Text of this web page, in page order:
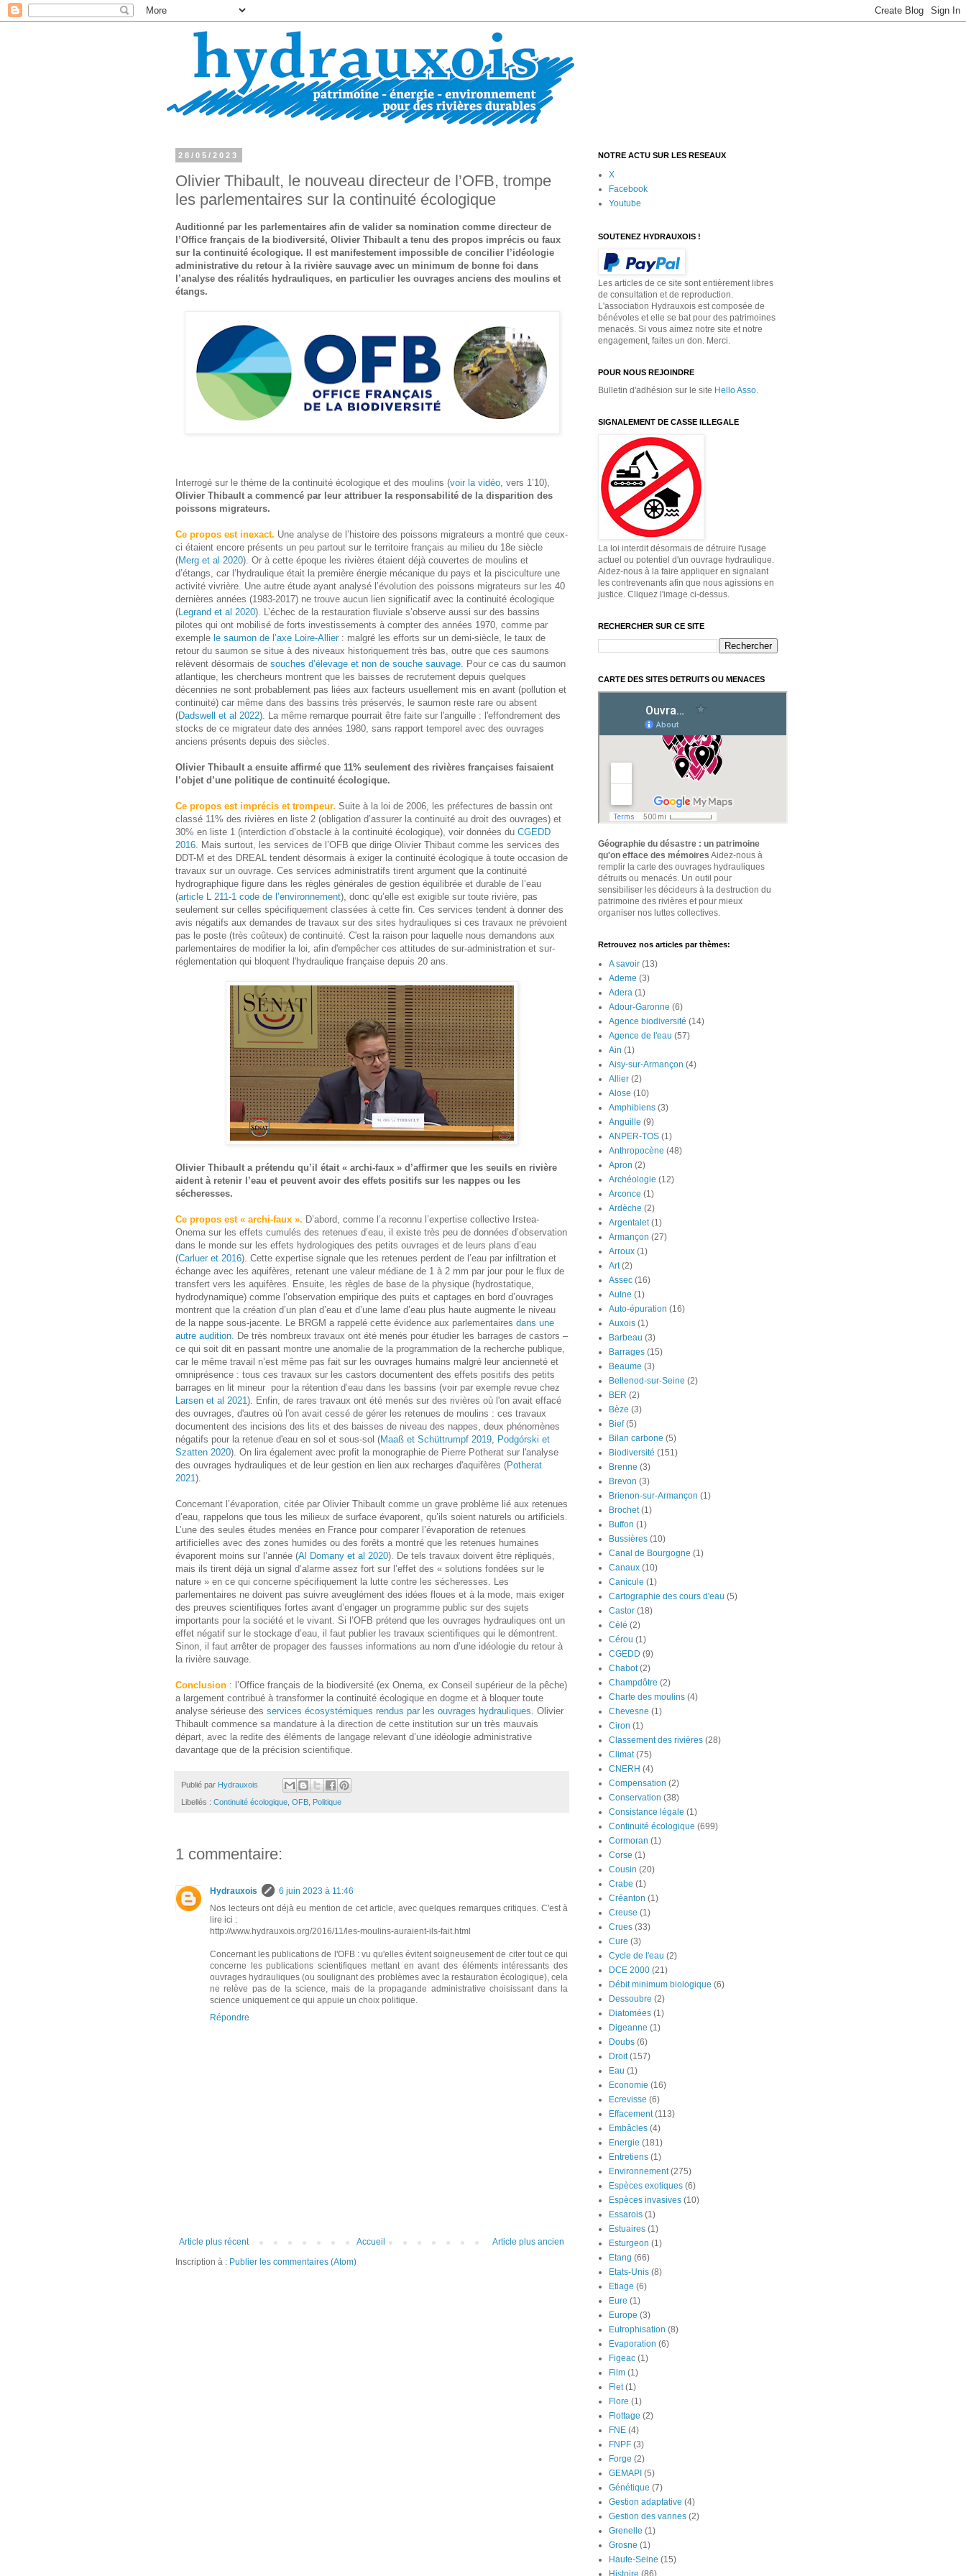
28/05/2023
Olivier Thibault, le nouveau directeur de l’OFB, trompe
les parlementaires sur la continuité écologique
Auditionné par les parlementaires afin de valider sa nomination comme directeur de
l’Office français de la biodiversité, Olivier Thibault a tenu des propos imprécis ou faux
sur la continuité écologique. Il est manifestement impossible de concilier l’idéologie
administrative du retour à la rivière sauvage avec un minimum de bonne foi dans
l’analyse des réalités hydrauliques, en particulier les ouvrages anciens des moulins et
étangs.
Interrogé sur le thème de la continuité écologique et des moulins (voir la vidéo , vers 1’10),
Olivier Thibault a commencé par leur attribuer la responsabilité de la disparition des
poissons migrateurs.
Ce propos est inexact. Une analyse de l’histoire des poissons migrateurs a montré que ceux-
ci étaient encore présents un peu partout sur le territoire français au milieu du 18e siècle
(Merg et al 2020). Or à cette époque les rivières étaient déjà couvertes de moulins et
d’étangs, car l’hydraulique était la première énergie mécanique du pays et la pisciculture une
activité vivrière. Une autre étude ayant analysé l’évolution des poissons migrateurs sur les 40
dernières années (1983-2017) ne trouve aucun lien significatif avec la continuité écologique
(Legrand et al 2020). L’échec de la restauration fluviale s’observe aussi sur des bassins
pilotes qui ont mobilisé de forts investissements à compter des années 1970, comme par
exemple le saumon de l’axe Loire-Allier : malgré les efforts sur un demi-siècle, le taux de
retour du saumon se situe à des niveaux historiquement très bas, outre que ces saumons
relèvent désormais de souches d’élevage et non de souche sauvage . Pour ce cas du saumon
atlantique, les chercheurs montrent que les baisses de recrutement depuis quelques
décennies ne sont probablement pas liées aux facteurs usuellement mis en avant (pollution et
continuité) car même dans des bassins très préservés, le saumon reste rare ou absent
(Dadswell et al 2022). La même remarque pourrait être faite sur l'anguille : l'effondrement des
stocks de ce migrateur date des années 1980, sans rapport temporel avec des ouvrages
anciens présents depuis des siècles.
Olivier Thibault a ensuite affirmé que 11% seulement des rivières françaises faisaient
l’objet d’une politique de continuité écologique.
Ce propos est imprécis et trompeur. Suite à la loi de 2006, les préfectures de bassin ont
classé 11% des rivières en liste 2 (obligation d’assurer la continuité au droit des ouvrages) et
30% en liste 1 (interdiction d’obstacle à la continuité écologique), voir données du CGEDD
2016 . Mais surtout, les services de l’OFB que dirige Olivier Thibaut comme les services des
DDT-M et des DREAL tendent désormais à exiger la continuité écologique à toute occasion de
travaux sur un ouvrage. Ces services administratifs tirent argument que la continuité
hydrographique figure dans les règles générales de gestion équilibrée et durable de l’eau
(article L 211-1 code de l’environnement), donc qu’elle est exigible sur toute rivière, pas
seulement sur celles spécifiquement classées à cette fin. Ces services tendent à donner des
avis négatifs aux demandes de travaux sur des sites hydrauliques si ces travaux ne prévoient
pas le poste (très coûteux) de continuité. C'est la raison pour laquelle nous demandons aux
parlementaires de modifier la loi, afin d'empêcher ces attitudes de sur-administration et sur-
réglementation qui bloquent l'hydraulique française depuis 20 ans.
Olivier Thibault a prétendu qu’il était « archi-faux » d’affirmer que les seuils en rivière
aident à retenir l’eau et peuvent avoir des effets positifs sur les nappes ou les
sécheresses.
Ce propos est « archi-faux ». D’abord, comme l’a reconnu l’expertise collective Irstea-
Onema sur les effets cumulés des retenues d’eau, il existe très peu de données d’observation
dans le monde sur les effets hydrologiques des petits ouvrages et de leurs plans d’eau
(Carluer et 2016). Cette expertise signale que les retenues perdent de l’eau par infiltration et
échange avec les aquifères, retenant une valeur médiane de 1 à 2 mm par jour pour le flux de
transfert vers les aquifères. Ensuite, les règles de base de la physique (hydrostatique,
hydrodynamique) comme l’observation empirique des puits et captages en bord d’ouvrages
montrent que la création d’un plan d’eau et d’une lame d’eau plus haute augmente le niveau
de la nappe sous-jacente. Le BRGM a rappelé cette évidence aux parlementaires dans une
autre audition . De très nombreux travaux ont été menés pour étudier les barrages de castors –
ce qui soit dit en passant montre une anomalie de la programmation de la recherche publique,
car le même travail n’est même pas fait sur les ouvrages humains malgré leur ancienneté et
omniprésence : tous ces travaux sur les castors documentent des effets positifs des petits
barrages en lit mineur pour la rétention d’eau dans les bassins (voir par exemple revue chez
Larsen et al 2021). Enfin, de rares travaux ont été menés sur des rivières où l'on avait effacé
des ouvrages, d'autres où l'on avait cessé de gérer les retenues de moulins : ces travaux
documentent des incisions des lits et des baisses de niveau des nappes, deux phénomènes
négatifs pour la retenue d'eau en sol et sous-sol (Maaß et Schüttrumpf 2019 Podgórski et
Szatten 2020). On lira également avec profit la monographie de Pierre Potherat sur l'analyse
des ouvrages hydrauliques et de leur gestion en lien aux recharges d'aquifères (Potherat
2021).
Concernant l’évaporation, citée par Olivier Thibault comme un grave problème lié aux retenues
d’eau, rappelons que tous les milieux de surface évaporent, qu’ils soient naturels ou artificiels.
L’une des seules études menées en France pour comparer l’évaporation de retenues
artificielles avec des zones humides ou des forêts a montré que les retenues humaines
évaporent moins sur l’année (Al Domany et al 2020). De tels travaux doivent être répliqués,
mais ils tirent déjà un signal d’alarme assez fort sur l’effet des « solutions fondées sur le
nature » en ce qui concerne spécifiquement la lutte contre les sécheresses. Les
parlementaires ne doivent pas suivre aveuglément des idées floues et à la mode, mais exiger
des preuves scientifiques fortes avant d’engager un programme public sur des sujets
importants pour la société et le vivant. Si l’OFB prétend que les ouvrages hydrauliques ont un
effet négatif sur le stockage d’eau, il faut publier les travaux scientifiques qui le démontrent.
Sinon, il faut arrêter de propager des fausses informations au nom d’une idéologie du retour à
la rivière sauvage.
Conclusion : l’Office français de la biodiversité (ex Onema, ex Conseil supérieur de la pêche)
a largement contribué à transformer la continuité écologique en dogme et à bloquer toute
analyse sérieuse des services écosystémiques rendus par les ouvrages hydrauliques . Olivier
Thibault commence sa mandature à la direction de cette institution sur un très mauvais
départ, avec la redite des éléments de langage relevant d’une idéologie administrative
davantage que de la précision scientifique.
Publié par Hydrauxois
Libellés : Continuité écologique OFB Politique
1 commentaire:
Hydrauxois
6 juin 2023 à 11:46
Nos lecteurs ont déjà eu mention de cet article, avec quelques remarques critiques. C'est à
lire ici :
http://www.hydrauxois.org/2016/11/les-moulins-auraient-ils-fait.html
Concernant les publications de l'OFB : vu qu'elles évitent soigneusement de citer tout ce qui
concerne les publications scientifiques mettant en avant des éléments intéressants des
ouvrages hydrauliques (ou soulignant des problèmes avec la restauration écologique), cela
ne relève pas de la science, mais de la propagande administrative choisissant dans la
science uniquement ce qui appuie un choix politique.
Répondre
Article plus récent Article plus ancien
Accueil
Inscription à : Publier les commentaires (Atom)
NOTRE ACTU SUR LES RESEAUX
X
Facebook
Youtube
SOUTENEZ HYDRAUXOIS !
Les articles de ce site sont entièrement libres
de consultation et de reproduction.
L'association Hydrauxois est composée de
bénévoles et elle se bat pour des patrimoines
menacés. Si vous aimez notre site et notre
engagement, faites un don. Merci.
POUR NOUS REJOINDRE
Bulletin d'adhésion sur le site Hello Asso.
SIGNALEMENT DE CASSE ILLEGALE
La loi interdit désormais de détruire l'usage
actuel ou potentiel d'un ouvrage hydraulique.
Aidez-nous à la faire appliquer en signalant
les contrevenants afin que nous agissions en
justice. Cliquez l'image ci-dessus.
RECHERCHER SUR CE SITE
CARTE DES SITES DETRUITS OU MENACES
Géographie du désastre : un patrimoine
qu'on efface des mémoires Aidez-nous à
remplir la carte des ouvrages hydrauliques
détruits ou menacés. Un outil pour
sensibiliser les décideurs à la destruction du
patrimoine des rivières et pour mieux
organiser nos luttes collectives.
Retrouvez nos articles par thèmes:
A savoir (13)
Ademe (3)
Adera (1)
Adour-Garonne (6)
Agence biodiversité (14)
Agence de l'eau (57)
Ain (1)
Aisy-sur-Armançon (4)
Allier (2)
Alose (10)
Amphibiens (3)
Anguille (9)
ANPER-TOS (1)
Anthropocène (48)
Apron (2)
Archéologie (12)
Arconce (1)
Ardèche (2)
Argentalet (1)
Armançon (27)
Arroux (1)
Art (2)
Assec (16)
Aulne (1)
Auto-épuration (16)
Auxois (1)
Barbeau (3)
Barrages (15)
Beaume (3)
Bellenod-sur-Seine (2)
BER (2)
Bèze (3)
Bief (5)
Bilan carbone (5)
Biodiversité (151)
Brenne (3)
Brevon (3)
Brienon-sur-Armançon (1)
Brochet (1)
Buffon (1)
Bussières (10)
Canal de Bourgogne (1)
Canaux (10)
Canicule (1)
Cartographie des cours d'eau (5)
Castor (18)
Célé (2)
Cérou (1)
CGEDD (9)
Chabot (2)
Champdôtre (2)
Charte des moulins (4)
Chevesne (1)
Ciron (1)
Classement des rivières (28)
Climat (75)
CNERH (4)
Compensation (2)
Conservation (38)
Consistance légale (1)
Continuité écologique (699)
Cormoran (1)
Corse (1)
Cousin (20)
Crabe (1)
Créanton (1)
Creuse (1)
Crues (33)
Cure (3)
Cycle de l'eau (2)
DCE 2000 (21)
Débit minimum biologique (6)
Dessoubre (2)
Diatomées (1)
Digeanne (1)
Doubs (6)
Droit (157)
Eau (1)
Economie (16)
Ecrevisse (6)
Effacement (113)
Embâcles (4)
Energie (181)
Entretiens (1)
Environnement (275)
Espèces exotiques (6)
Espèces invasives (10)
Essarois (1)
Estuaires (1)
Esturgeon (1)
Etang (66)
Etats-Unis (8)
Etiage (6)
Eure (1)
Europe (3)
Eutrophisation (8)
Evaporation (6)
Figeac (1)
Film (1)
Flet (1)
Flore (1)
Flottage (2)
FNE (4)
FNPF (3)
Forge (2)
GEMAPI (5)
Génétique (7)
Gestion adaptative (4)
Gestion des vannes (2)
Grenelle (1)
Grosne (1)
Haute-Seine (15)
Histoire (86)